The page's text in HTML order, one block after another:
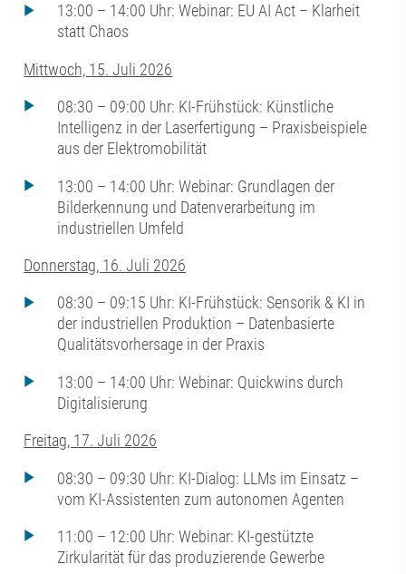
13:00 – 14:00 Uhr: Webinar: EU AI Act – Klarheit
statt Chaos
Mittwoch, 15. Juli 2026
08:30 – 09:00 Uhr: KI-Frühstück: Künstliche
Intelligenz in der Laserfertigung – Praxisbeispiele
aus der Elektromobilität
13:00 – 14:00 Uhr: Webinar: Grundlagen der
Bilderkennung und Datenverarbeitung im
industriellen Umfeld
Donnerstag, 16. Juli 2026
08:30 – 09:15 Uhr: KI-Frühstück: Sensorik & KI in
der industriellen Produktion – Datenbasierte
Qualitätsvorhersage in der Praxis
13:00 – 14:00 Uhr: Webinar: Quickwins durch
Digitalisierung
Freitag, 17. Juli 2026
08:30 – 09:30 Uhr: KI-Dialog: LLMs im Einsatz –
vom KI-Assistenten zum autonomen Agenten
11:00 – 12:00 Uhr: Webinar: KI-gestützte
Zirkularität für das produzierende Gewerbe